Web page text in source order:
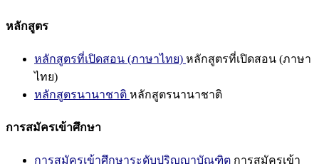
หลักสูตร
หลักสูตรที่เปิดสอน (ภาษาไทย) หลักสูตรที่เปิดสอน (ภาษา
ไทย)
หลักสูตรนานาชาติ หลักสูตรนานาชาติ
การสมัครเข้าศึกษา
การสมัครเข้าศึกษาระดับปริญญาบัณฑิต การสมัครเข้า